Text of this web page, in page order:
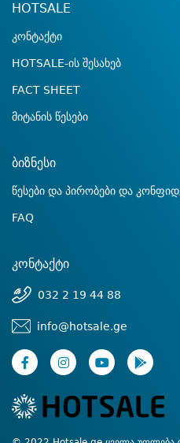
HOTSALE
კონტაქტი
HOTSALE-ის შესახებ
FACT SHEET
მიტანის წესები
ბიზნესი
წესები და პირობები და
FAQ
კონტაქტი
032 2 19 44 88
info@hotsale.ge